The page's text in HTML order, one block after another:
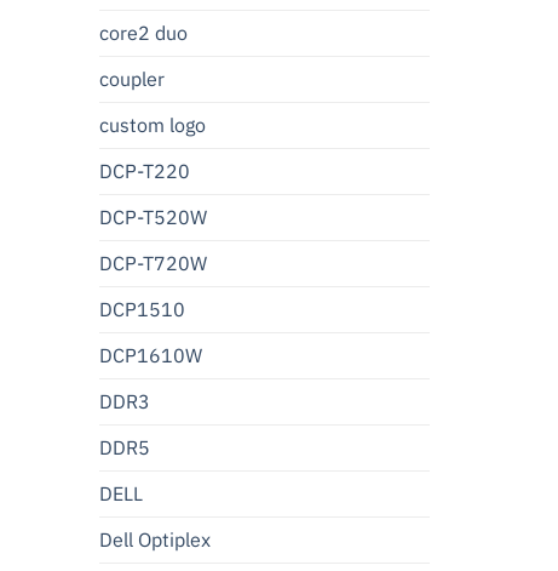
core2 duo
coupler
custom logo
DCP-T220
DCP-T520W
DCP-T720W
DCP1510
DCP1610W
DDR3
DDR5
DELL
Dell Optiplex